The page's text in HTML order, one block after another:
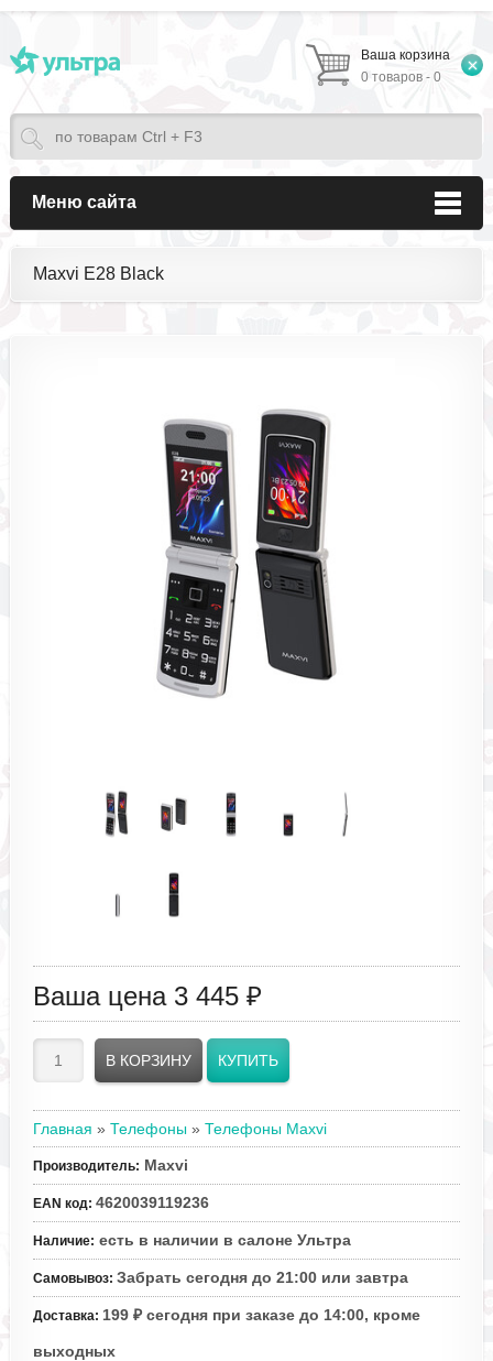
Ваша корзина
0 товаров - 0
Меню сайта
Maxvi E28 Black
Ваша цена 3 445 ₽
Главная » Телефоны » Телефоны Maxvi
Производитель: Maxvi
EAN код: 4620039119236
Наличие: есть в наличии в салоне Ультра
Самовывоз: Забрать сегодня до 21:00 или завтра
Доставка: 199 ₽ сегодня при заказе до 14:00, кроме
выходных